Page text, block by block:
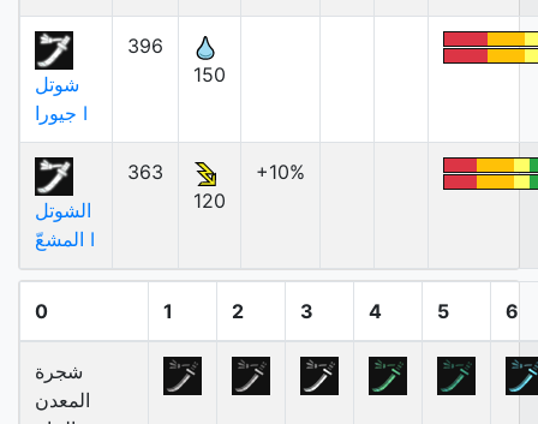
شوتل
جيورا I
396
150
الشوتل
المشعّ I
363
120
+10%
0 1 2 3 4 5 6
شجرة
المعدن